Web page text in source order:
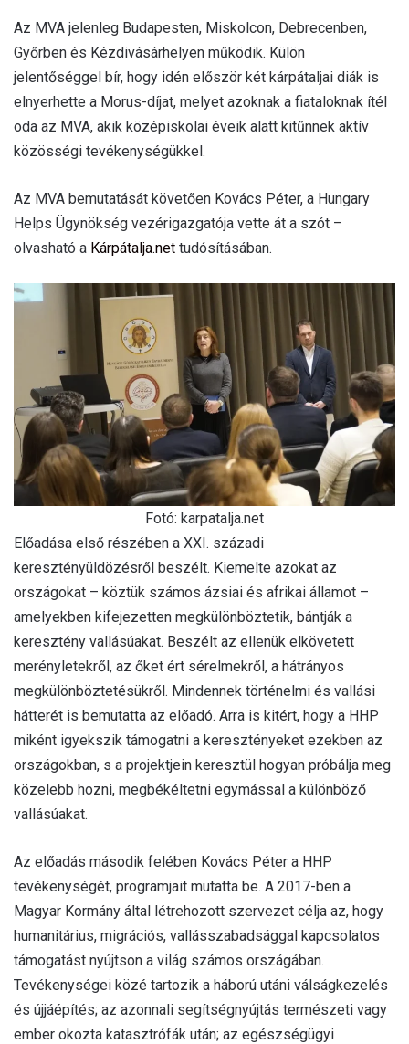
Az MVA jelenleg Budapesten, Miskolcon, Debrecenben,
Győrben és Kézdivásárhelyen működik. Külön
jelentőséggel bír, hogy idén először két kárpátaljai diák is
elnyerhette a Morus-díjat, melyet azoknak a fiataloknak ítél
oda az MVA, akik középiskolai éveik alatt kitűnnek aktív
közösségi tevékenységükkel.
Az MVA bemutatását követően Kovács Péter, a Hungary
Helps Ügynökség vezérigazgatója vette át a szót –
olvasható a Kárpátalja.net tudósításában.
Fotó: karpatalja.net
Előadása első részében a XXI. századi
keresztényüldözésről beszélt. Kiemelte azokat az
országokat – köztük számos ázsiai és afrikai államot –
amelyekben kifejezetten megkülönböztetik, bántják a
keresztény vallásúakat. Beszélt az ellenük elkövetett
merényletekről, az őket ért sérelmekről, a hátrányos
megkülönböztetésükről. Mindennek történelmi és vallási
hátterét is bemutatta az előadó. Arra is kitért, hogy a HHP
miként igyekszik támogatni a keresztényeket ezekben az
országokban, s a projektjein keresztül hogyan próbálja meg
közelebb hozni, megbékéltetni egymással a különböző
vallásúakat.
Az előadás második felében Kovács Péter a HHP
tevékenységét, programjait mutatta be. A 2017-ben a
Magyar Kormány által létrehozott szervezet célja az, hogy
humanitárius, migrációs, vallásszabadsággal kapcsolatos
támogatást nyújtson a világ számos országában.
Tevékenységei közé tartozik a háború utáni válságkezelés
és újjáépítés; az azonnali segítségnyújtás természeti vagy
ember okozta katasztrófák után; az egészségügyi